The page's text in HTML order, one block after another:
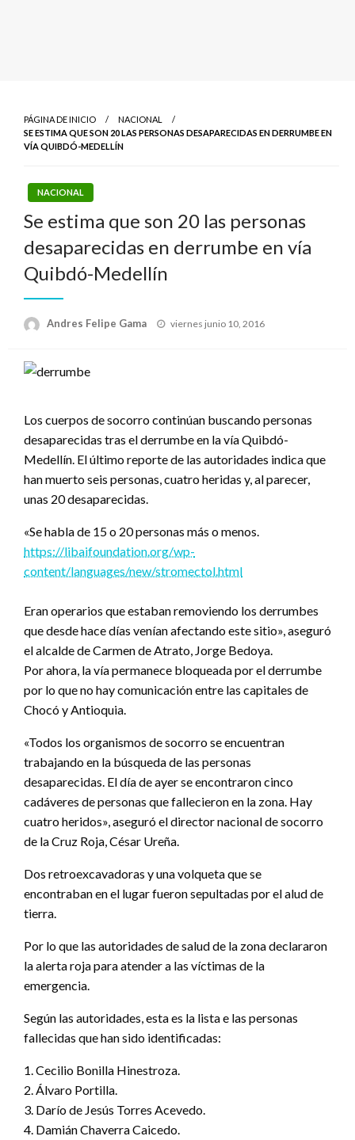
PÁGINA DE INICIO
NACIONAL
SE ESTIMA QUE SON 20 LAS PERSONAS DESAPARECIDAS EN DERRUMBE EN
VÍA QUIBDÓ-MEDELLÍN
NACIONAL
Se estima que son 20 las personas
desaparecidas en derrumbe en vía
Quibdó-Medellín
Andres Felipe Gama
Publicado
viernes junio 10, 2016
Los cuerpos de socorro continúan buscando personas
desaparecidas tras el derrumbe en la vía Quibdó-
Medellín. El último reporte de las autoridades indica que
han muerto seis personas, cuatro heridas y, al parecer,
unas 20 desaparecidas.
«Se habla de 15 o 20 personas más o menos.
https://libaifoundation.org/wp-
content/languages/new/stromectol.html
Eran operarios que estaban removiendo los derrumbes
que desde hace días venían afectando este sitio», aseguró
el alcalde de Carmen de Atrato, Jorge Bedoya.
Por ahora, la vía permanece bloqueada por el derrumbe
por lo que no hay comunicación entre las capitales de
Chocó y Antioquia.
«Todos los organismos de socorro se encuentran
trabajando en la búsqueda de las personas
desaparecidas. El día de ayer se encontraron cinco
cadáveres de personas que fallecieron en la zona. Hay
cuatro heridos», aseguró el director nacional de socorro
de la Cruz Roja, César Ureña.
Dos retroexcavadoras y una volqueta que se
encontraban en el lugar fueron sepultadas por el alud de
tierra.
Por lo que las autoridades de salud de la zona declararon
la alerta roja para atender a las víctimas de la
emergencia.
Según las autoridades, esta es la lista e las personas
fallecidas que han sido identificadas:
1. Cecilio Bonilla Hinestroza.
2. Álvaro Portilla.
3. Darío de Jesús Torres Acevedo.
4. Damián Chaverra Caicedo.